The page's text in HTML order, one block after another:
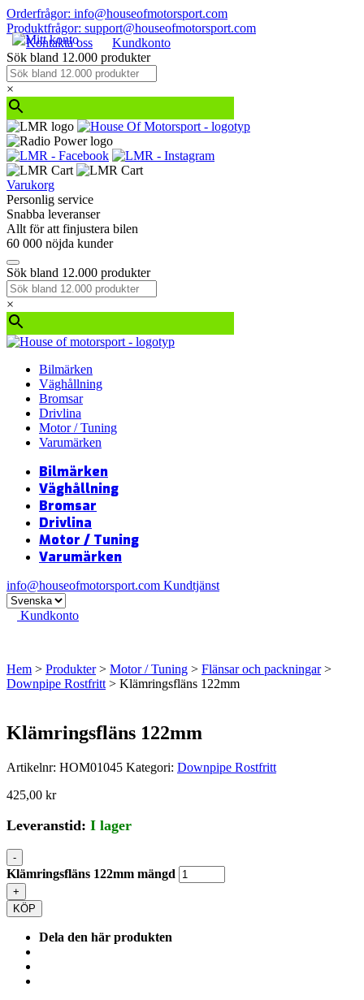
Orderfrågor: info@houseofmotorsport.com
Produktfrågor: support@houseofmotorsport.com
Kontakta oss
Kundkonto
Sök bland 12.000 produkter
×
Varukorg
Personlig service
Snabba leveranser
Allt för att finjustera bilen
60 000 nöjda kunder
Sök bland 12.000 produkter
×
Bilmärken
Väghållning
Bromsar
Drivlina
Motor / Tuning
Varumärken
Bilmärken
Väghållning
Bromsar
Drivlina
Motor / Tuning
Varumärken
info@houseofmotorsport.com Kundtjänst
Kundkonto
Hem > Produkter> Motor / Tuning > Flänsar och packningar>
Downpipe Rostfritt > Klämringsfläns 122mm
Klämringsfläns 122mm
Artikelnr: HOM01045 Kategori: Downpipe Rostfritt
425,00 kr
Leveranstid: I lager
-
Klämringsfläns 122mm mängd
+
KÖP
Dela den här produkten